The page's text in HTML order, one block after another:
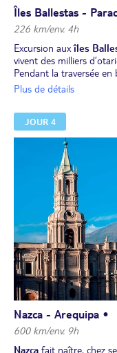
Îles Ballestas -
226 km/env. 4h
Excursion auxîles
vivent des milliers
Pendant la traversée en
milliers de loups de
incertain, le "Chandelier".
Route vers
Déjeuner libre.
mirador
Nazca. Vous pourrez
d'admirer ces
Dîner et nuit à l’hôtel.
Plus de détails
JOUR 4
Nazca - Arequipa •
600 km/env. 9h
Nazca fait naître, chez